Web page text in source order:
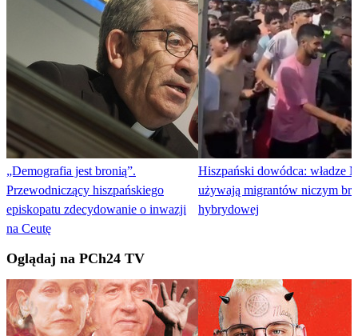
„Demografia jest bronią”.
Przewodniczący hiszpańskiego
episkopatu zdecydowanie o inwazji
na Ceutę
Hiszpański dowódca: władze
używają migrantów niczym
hybrydowej
Oglądaj na PCh24 TV